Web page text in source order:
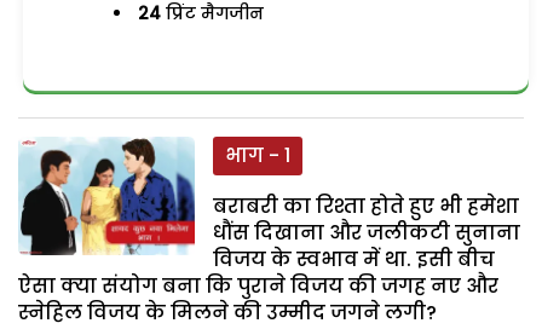
24 प्रिंट मैगजीन
भाग - 1
बराबरी का रिश्ता होते हुए भी हमेशा
धौंस दिखाना और जलीकटी सुनाना
विजय के स्वभाव में था. इसी बीच
ऐसा क्या संयोग बना कि पुराने विजय की जगह नए और
स्नेहिल विजय के मिलने की उम्मीद जगने लगी?